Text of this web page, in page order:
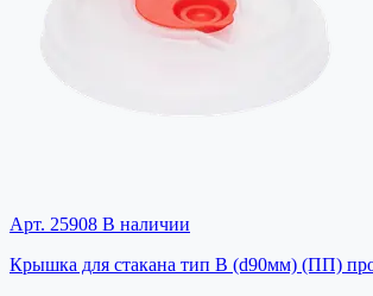
Арт. 25908 В наличии
Крышка для стакана тип В (d90мм) (ПП)